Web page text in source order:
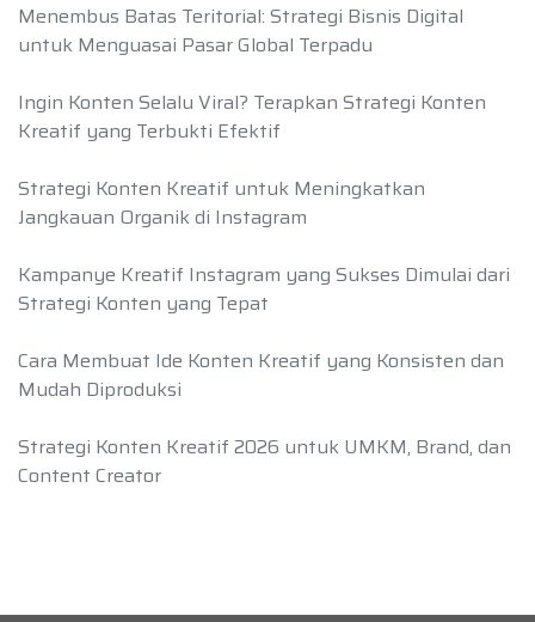
Menembus Batas Teritorial: Strategi Bisnis Digital
untuk Menguasai Pasar Global Terpadu
Ingin Konten Selalu Viral? Terapkan Strategi Konten
Kreatif yang Terbukti Efektif
Strategi Konten Kreatif untuk Meningkatkan
Jangkauan Organik di Instagram
Kampanye Kreatif Instagram yang Sukses Dimulai dari
Strategi Konten yang Tepat
Cara Membuat Ide Konten Kreatif yang Konsisten dan
Mudah Diproduksi
Strategi Konten Kreatif 2026 untuk UMKM, Brand, dan
Content Creator